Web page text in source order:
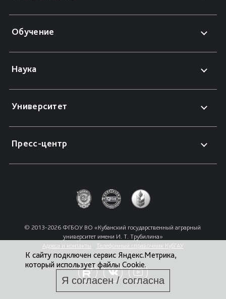
Обучение
Наука
Университет
Пресс-центр
© 2013-2026 ФГБОУ ВО «Кубанский государственный аграрный
университет имени И. Т. Трубилина»
Адреса и контакты
Телефонный справочник КубГАУ
К сайту подключен сервис Яндекс.Метрика,
который использует файлы Cookie.
Я согласен / согласна